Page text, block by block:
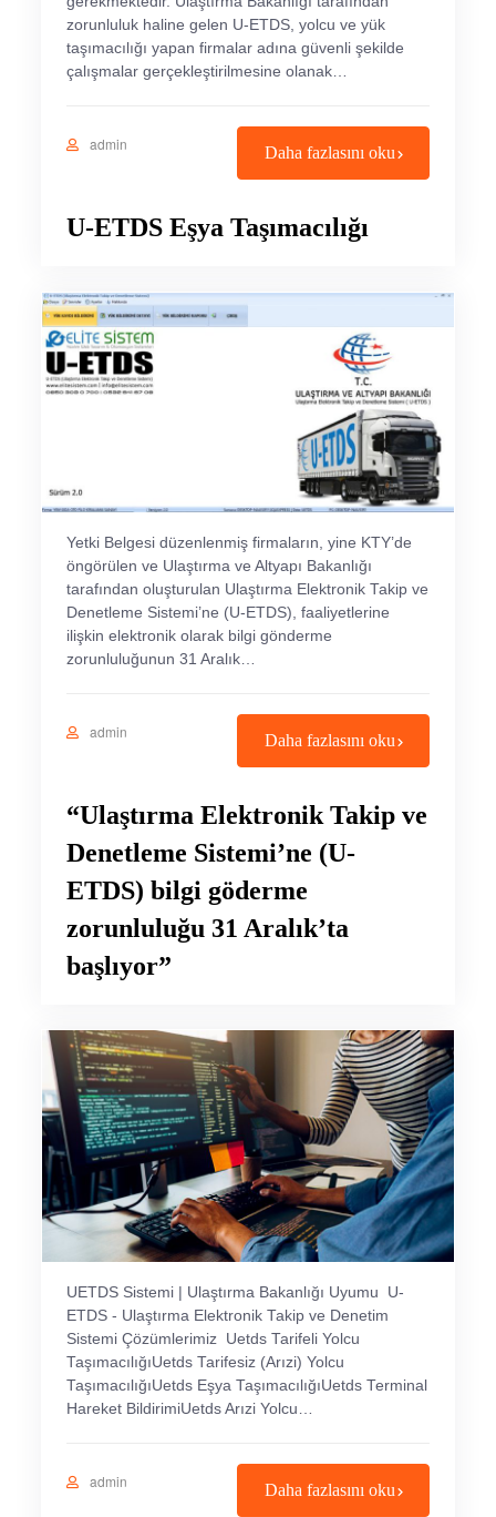
zorunluluk haline gelen U-ETDS, yolcu ve yük
taşımacılığı yapan firmalar adına güvenli şekilde
çalışmalar gerçekleştirilmesine olanak…
admin Daha fazlasını oku
U-ETDS Eşya Taşımacılığı
Yetki Belgesi düzenlenmiş firmaların, yine KTY’de
öngörülen ve Ulaştırma ve Altyapı Bakanlığı
tarafından oluşturulan Ulaştırma Elektronik Takip ve
Denetleme Sistemi’ne (U-ETDS), faaliyetlerine
ilişkin elektronik olarak bilgi gönderme
zorunluluğunun 31 Aralık…
admin Daha fazlasını oku
“Ulaştırma Elektronik Takip ve
Denetleme Sistemi’ne (U-
ETDS) bilgi göderme
zorunluluğu 31 Aralık’ta
başlıyor”
UETDS Sistemi | Ulaştırma Bakanlığı Uyumu U-
ETDS - Ulaştırma Elektronik Takip ve Denetim
Sistemi Çözümlerimiz Uetds Tarifeli Yolcu
TaşımacılığıUetds Tarifesiz (Arızi) Yolcu
TaşımacılığıUetds Eşya TaşımacılığıUetds Terminal
Hareket BildirimiUetds Arızi Yolcu…
admin Daha fazlasını oku